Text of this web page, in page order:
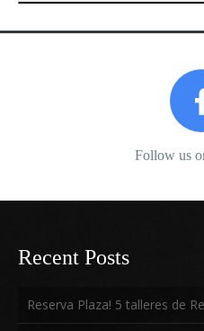
Follow us
Recent Posts
Reserva Plaza! 5 talleres de